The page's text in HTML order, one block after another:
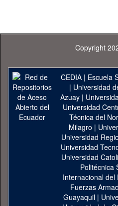
Copyright
CEDIA| Escuela
| Universidad
Azuay|
Universidad
Técnica del
Milagro |
Universidad
Universidad
Universidad
Politécnica
Internacional del
Fuerzas
Guayaquil|